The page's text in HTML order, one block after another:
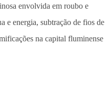
envolvida em roubo e
e energia, subtração de fios de
na capital fluminense